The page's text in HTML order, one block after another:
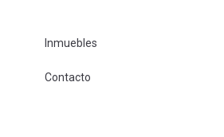
Inmuebles
Contacto